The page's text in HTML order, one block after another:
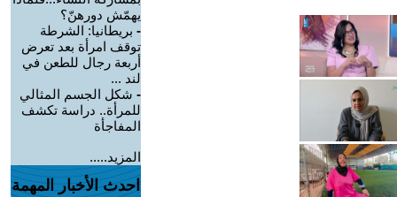
يهمّش دورهنّ؟
- بريطانيا: الشرطة
توقف امرأة بعد تعرض
أربعة رجال للطعن في
لند ...
- شكل الجسم المثالي
للمرأة.. دراسة تكشف
المفاجأة
المزيد.....
احدث الأخبار المهمة